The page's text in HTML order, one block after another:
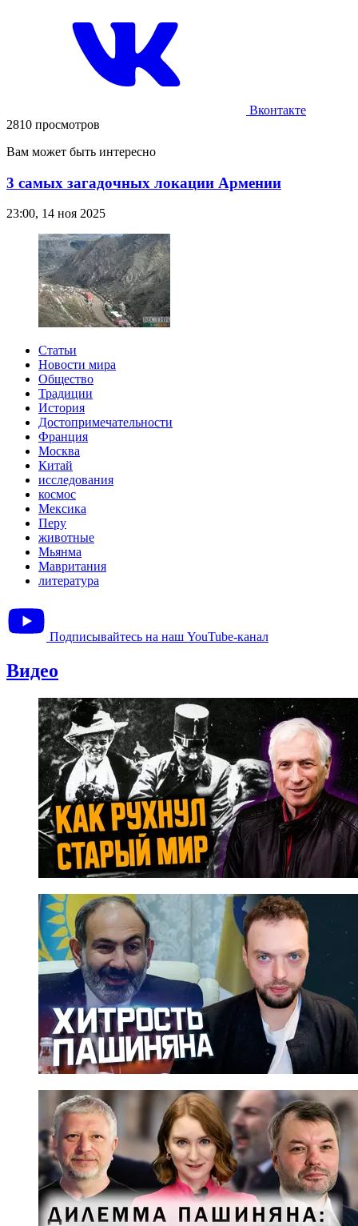
Вконтакте
2810 просмотров
Вам может быть интересно
3 самых загадочных локации Армении
23:00, 14 ноя 2025
Статьи
Новости мира
Общество
Традиции
История
Достопримечательности
Франция
Москва
Китай
исследования
космос
Мексика
Перу
животные
Мьянма
Мавритания
литература
Подписывайтесь на наш YouTube-канал
Видео